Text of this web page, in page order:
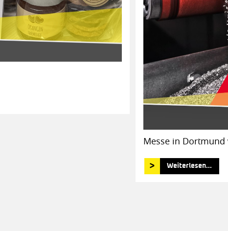
Messe in Dortmund
Weiterlesen...